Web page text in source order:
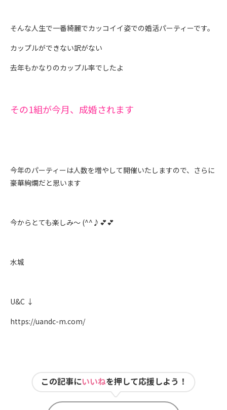
そんな人生で一番綺麗でカッコイイ姿での婚活パーティーです。
カップルができない訳がない
去年もかなりのカップル率でしたよ
その1組が今月、成婚されます
今年のパーティーは人数を増やして開催いたしますので、さらに
豪華絢爛だと思います
今からとても楽しみ～ (^^♪💕💕
水城
U&C ↓
https://uandc-m.com/
この記事にいいねを押して応援しよう！